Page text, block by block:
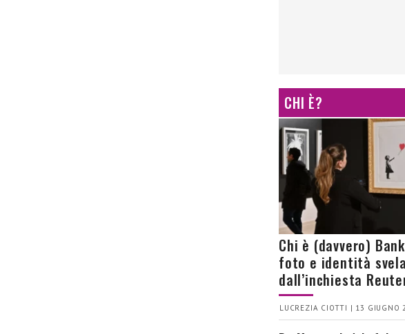
CHI È?
Chi è (davvero)
foto e identità
dall’inchiesta
LUCREZIA CIOTTI | 13 GIUGNO